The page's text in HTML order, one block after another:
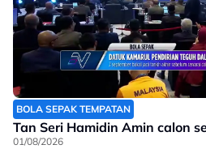
BOLA SEPAK TEMPATAN
Tan Seri Hamidin Amin calon
01/08/2026